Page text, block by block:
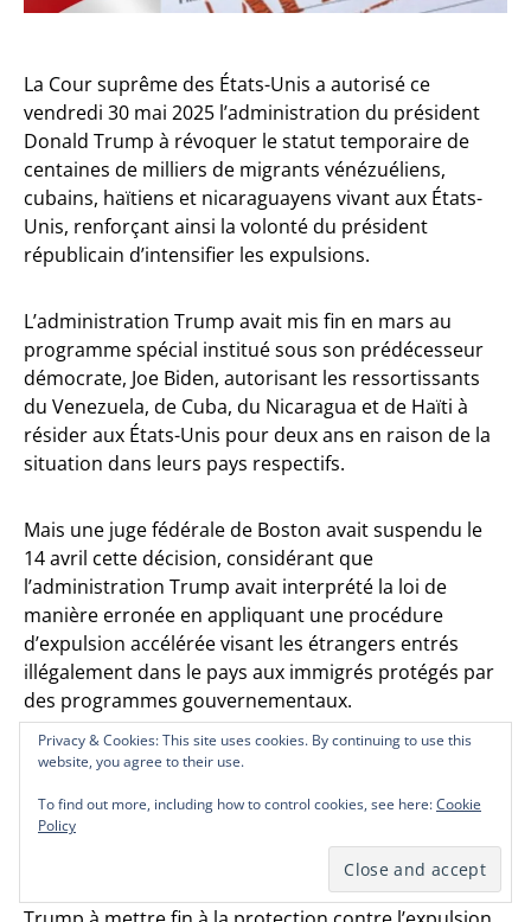
Privacy & Cookies: This site uses cookies. By continuing to use this
website, you agree to their use.
To find out more, including how to control cookies, see here:Cookie
Policy
La Cour suprême des États-Unis a autorisé ce
vendredi 30 mai 2025 l’administration du président
Donald Trump à révoquer le statut temporaire de
centaines de milliers de migrants vénézuéliens,
cubains, haïtiens et nicaraguayens vivant aux États-
Unis, renforçant ainsi la volonté du président
républicain d’intensifier les expulsions.
L’administration Trump avait mis fin en mars au
programme spécial institué sous son prédécesseur
démocrate, Joe Biden, autorisant les ressortissants
du Venezuela, de Cuba, du Nicaragua et de Haïti à
résider aux États-Unis pour deux ans en raison de la
situation dans leurs pays respectifs.
Mais une juge fédérale de Boston avait suspendu le
14 avril cette décision, considérant que
l’administration Trump avait interprété la loi de
manière erronée en appliquant une procédure
d’expulsion accélérée visant les étrangers entrés
illégalement dans le pays aux immigrés protégés par
des programmes gouvernementaux.
La décision de la Cour suprême, à majorité
conservatrice, est temporaire le temps qu’une cour
d’appel se prononce sur le fond.
Le 19 mai, la Cour suprême a également autorisé
Privacy & Cookies: This site uses cookies. By continuing to use this
website, you agree to their use.
To find out more, including how to control cookies, see here:Cookie
Policy
Privacy & Cookies: This site uses cookies. By continuing to use this
website, you agree to their use.
To find out more, including how to control cookies, see here:Cookie
Policy